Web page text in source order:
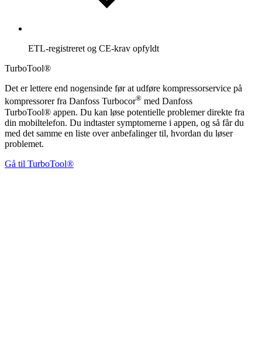
ETL-registreret og CE-krav opfyldt
TurboTool®
Det er lettere end nogensinde før at udføre kompressorservice på
kompressorer fra Danfoss Turbocor® med Danfoss
TurboTool® appen. Du kan løse potentielle problemer direkte fra
din mobiltelefon. Du indtaster symptomerne i appen, og så får du
med det samme en liste over anbefalinger til, hvordan du løser
problemet.
Gå til TurboTool®